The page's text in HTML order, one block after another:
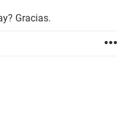
Gracias.